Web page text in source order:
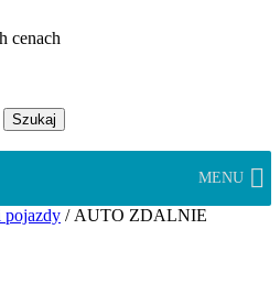
cenach
MENU
pojazdy / AUTO ZDALNIE